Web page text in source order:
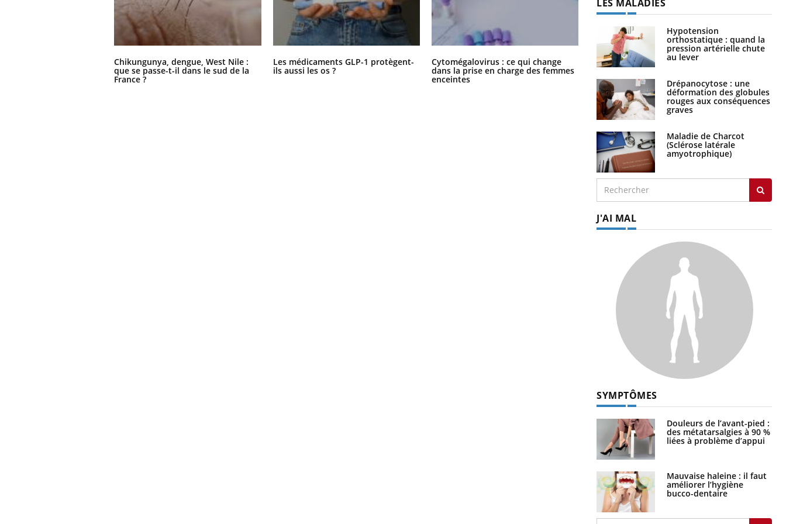
Chikungunya, dengue, West Nile :
que se passe-t-il dans le sud de la
France ?
Les médicaments GLP-1 protègent-
ils aussi les os ?
Cytomégalovirus : ce qui change
dans la prise en charge des femmes
enceintes
La sieste empêche-t-elle de dormir
la nuit ?
LES MALADIES
Hypotension
orthostatique : quand la
pression artérielle chute
au lever
Drépanocytose : une
déformation des globules
rouges aux conséquences
graves
Maladie de Charcot
(Sclérose latérale
amyotrophique)
J'AI MAL
SYMPTÔMES
Douleurs de l’avant-pied :
des métatarsalgies à 90 %
liées à problème d’appui
Mauvaise haleine : il faut
améliorer l’hygiène
bucco-dentaire